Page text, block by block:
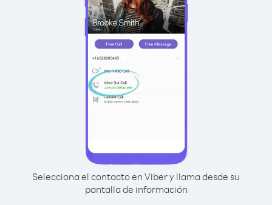
Selecciona el contacto en Viber y llama desde su
pantalla de información